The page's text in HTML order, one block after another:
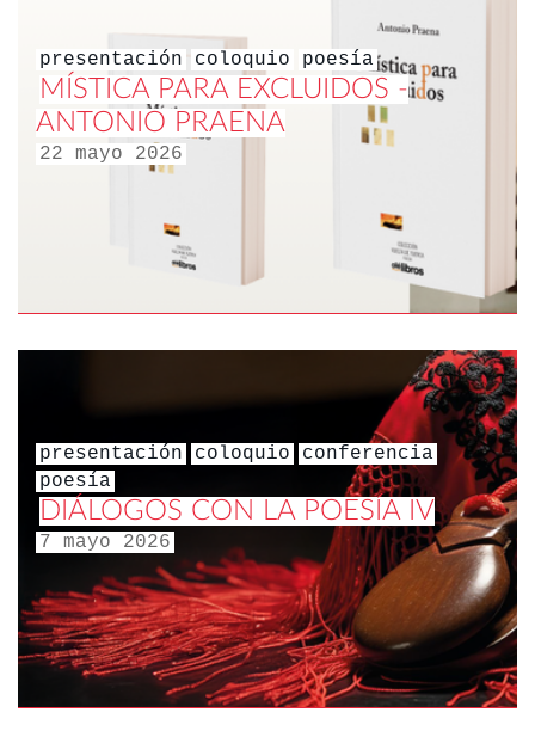
presentación coloquio poesía
MÍSTICA PARA EXCLUIDOS -
ANTONIO PRAENA
22 mayo 2026
presentación coloquio
conferencia
poesía
DIÁLOGOS CON LA POESÍA IV
7 mayo 2026